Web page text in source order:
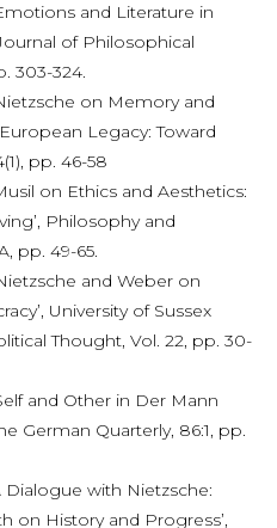
and Literature in
of Philosophical
303-324.
on Memory and
Legacy: Toward
pp. 46-58
on Ethics and Aesthetics:
Philosophy and
pp. 49-65.
and Weber on
University of Sussex
Thought, Vol. 22, pp. 30-
and Other in Der Mann
German Quarterly, 86:1, pp.
Dialogue with Nietzsche:
on History and Progress’,